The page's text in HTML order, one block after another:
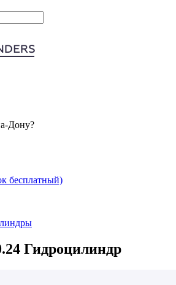
Дону?
бесплатный)
Гидроцилиндр